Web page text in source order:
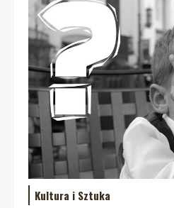
Kultura i Sztuka